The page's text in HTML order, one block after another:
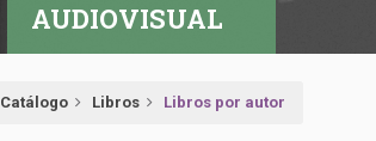
AUDIOVISUAL
Catálogo Libros Libros por autor